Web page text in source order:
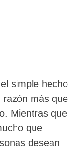
simple hecho
razón más que
Mientras que
que
desean